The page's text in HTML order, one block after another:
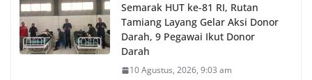
Semarak HUT ke-81 RI, Rutan
Tamiang Layang Gelar Aksi Donor
Darah, 9 Pegawai Ikut Donor
Darah
10 Agustus, 2026, 9:03 am